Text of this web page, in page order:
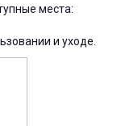
места:
и уходе.